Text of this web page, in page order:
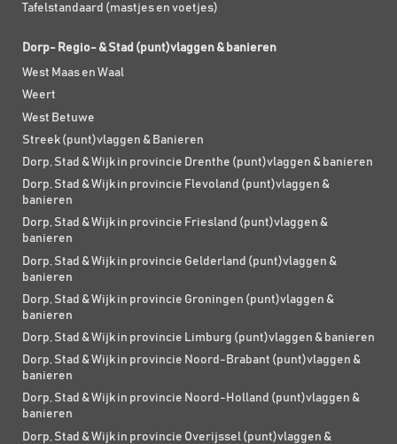
Tafelstandaard (mastjes en voetjes)
Dorp- Regio- & Stad (punt)vlaggen & banieren
West Maas en Waal
Weert
West Betuwe
Streek (punt)vlaggen & Banieren
Dorp, Stad & Wijk in provincie Drenthe (punt)vlaggen & banieren
Dorp, Stad & Wijk in provincie Flevoland (punt)vlaggen &
banieren
Dorp, Stad & Wijk in provincie Friesland (punt)vlaggen &
banieren
Dorp, Stad & Wijk in provincie Gelderland (punt)vlaggen &
banieren
Dorp, Stad & Wijk in provincie Groningen (punt)vlaggen &
banieren
Dorp, Stad & Wijk in provincie Limburg (punt)vlaggen & banieren
Dorp, Stad & Wijk in provincie Noord-Brabant (punt)vlaggen &
banieren
Dorp, Stad & Wijk in provincie Noord-Holland (punt)vlaggen &
banieren
Dorp, Stad & Wijk in provincie Overijssel (punt)vlaggen &